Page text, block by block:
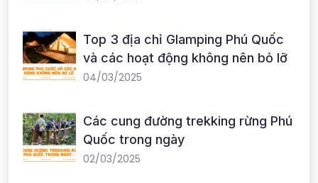
Top 3 địa chỉ Glamping Phú Quốc
và các hoạt động không nên bỏ lỡ
04/03/2025
Các cung đường trekking rừng Phú
Quốc trong ngày
02/03/2025